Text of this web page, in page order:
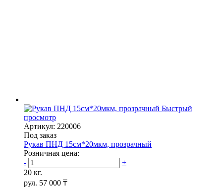
Быстрый
просмотр
Артикул: 220006
Под заказ
Рукав ПНД 15см*20мкм, прозрачный
Розничная цена:
-
+
20 кг.
рул. 57 000 ₸